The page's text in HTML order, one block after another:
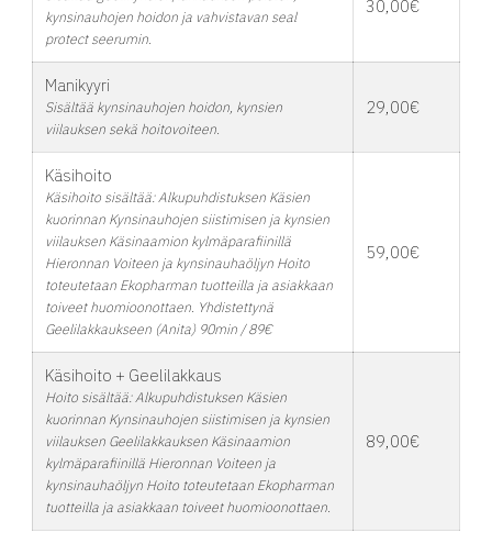
kynsinauhojen hoidon ja vahvistavan seal
protect seerumin.
30,00€
Manikyyri
Sisältää kynsinauhojen hoidon, kynsien
viilauksen sekä hoitovoiteen.
29,00€
Käsihoito
Käsihoito sisältää: Alkupuhdistuksen Käsien
kuorinnan Kynsinauhojen siistimisen ja kynsien
viilauksen Käsinaamion kylmäparafiinillä
Hieronnan Voiteen ja kynsinauhaöljyn Hoito
toteutetaan Ekopharman tuotteilla ja asiakkaan
toiveet huomioonottaen. Yhdistettynä
Geelilakkaukseen (Anita) 90min / 89€
59,00€
Käsihoito + Geelilakkaus
Hoito sisältää: Alkupuhdistuksen Käsien
kuorinnan Kynsinauhojen siistimisen ja kynsien
viilauksen Geelilakkauksen Käsinaamion
kylmäparafiinillä Hieronnan Voiteen ja
kynsinauhaöljyn Hoito toteutetaan Ekopharman
tuotteilla ja asiakkaan toiveet huomioonottaen.
89,00€